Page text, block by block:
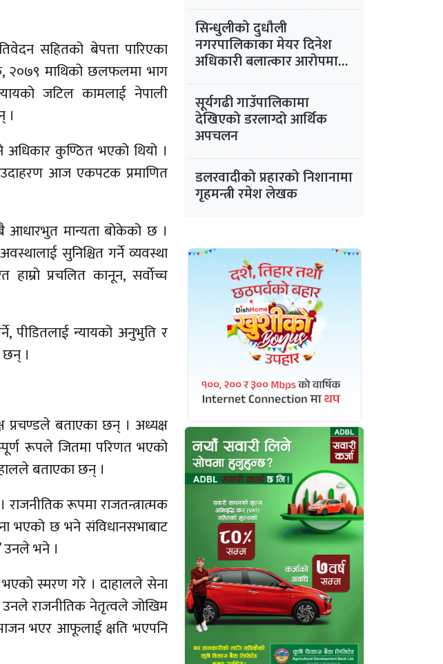
सहितको बेपत्ता पारिएका
२०७९ माथिको छलफलमा भाग
जटिल कामलाई नेपाली
।
अधिकार कुण्ठित भएको थियो ।
आज एकपटक प्रमाणित
आधारभुत मान्यता बोकेको छ ।
सुनिश्चित गर्ने व्यवस्था
प्रचलित कानून, सर्वाेच्च
पीडितलाई न्यायको अनुभुति र
।
प्रचण्डले बताएका छन् । अध्यक्ष
रूपले जितमा परिणत भएको
बताएका छन् ।
रूपमा राजतन्त्रात्मक
भएको छ भने संविधानसभाबाट
उनले भने ।
स्मरण गरे । दाहालले सेना
राजनीतिक नेतृत्वले जोखिम
भएर आफूलाई क्षति भएपनि
सिन्धुलीको दुधौली
नगरपालिकाका मेयर दिनेश
अधिकारी बलात्कार आरोपमा
फरार
सूर्यगढी गाउँपालिकामा
देखिएको डरलाग्दो आर्थिक
अपचलन
डलरवादीको प्रहारको निशानामा
गृहमन्त्री रमेश लेखक